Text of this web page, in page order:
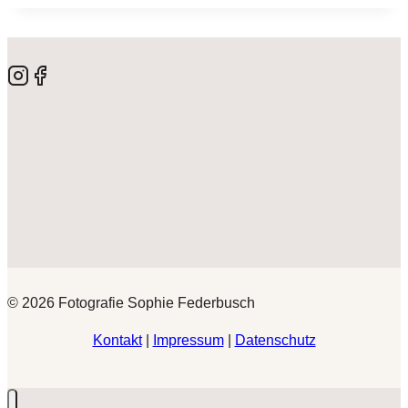
© 2026 Fotografie Sophie Federbusch
Kontakt| Impressum| Datenschutz